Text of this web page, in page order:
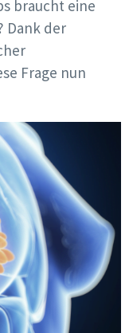
braucht eine
Dank der
Frage nun